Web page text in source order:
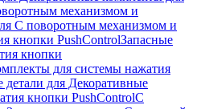
механизмом и
С поворотным механизмом и
кнопки PushControlЗапасные
кнопки
для системы нажатия
детали для Декоративные
кнопки PushControlС